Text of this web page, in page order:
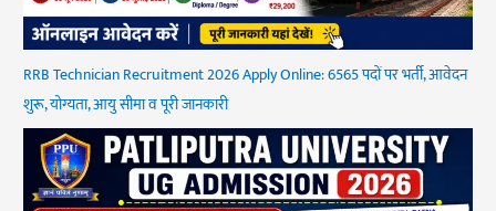
RRB Technician Recruitment 2026 Apply Online: 6565 पदों पर भर्ती, आवेदन
शुरू, योग्यता, आयु सीमा व पूरी जानकारी